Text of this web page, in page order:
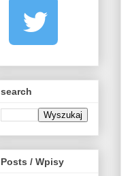
search
Posts / Wpisy